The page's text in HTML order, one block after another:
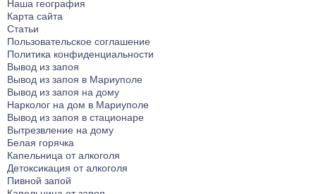
Наша география
Карта сайта
Статьи
Пользовательское соглашение
Политика конфиденциальности
Вывод из запоя
Вывод из запоя в Мариуполе
Вывод из запоя на дому
Нарколог на дом в Мариуполе
Вывод из запоя в стационаре
Вытрезвление на дому
Белая горячка
Капельница от алкоголя
Детоксикация от алкоголя
Пивной запой